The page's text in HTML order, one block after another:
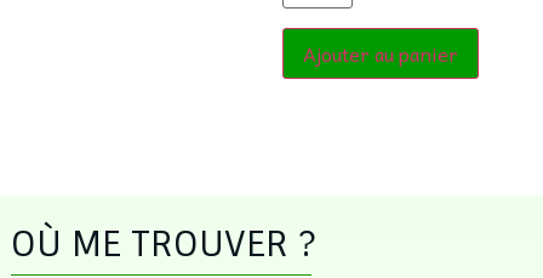
Ajouter au panier
OÙ ME TROUVER ?